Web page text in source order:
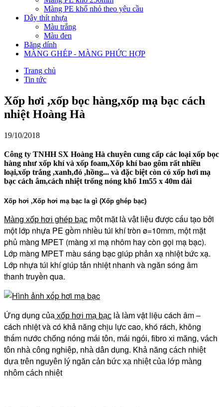
Màng PE khổ nhỏ theo yêu cầu
Dây thít nhựa
Màu trắng
Màu đen
Băng dính
MÀNG GHÉP - MÀNG PHỨC HỢP
Trang chủ
Tin tức
Xốp hơi ,xốp bọc hàng,xốp mạ bạc cách
nhiệt Hoàng Hà
19/10/2018
Công ty TNHH SX Hoàng Hà chuyên cung cấp các loại xốp bọc
hàng như xốp khí và xốp foam,Xốp khí bao gôm rất nhiều
loại,xốp trắng ,xanh,đỏ ,hồng... và đặc biệt còn có xốp hơi mạ
bạc cách âm,cách nhiệt trống nóng khổ 1m55 x 40m dài
Xốp hơi ,Xốp hơi mạ bạc la gì (Xốp ghép bạc)
Màng xốp hơi ghép bạc một mặt là vật liệu được cấu tạo bởi
một lớp nhựa PE gồm nhiều túi khí tròn ø=10mm, một mặt
phủ màng MPET (màng xi mạ nhôm hay còn gọi mạ bạc).
Lớp màng MPET màu sáng bạc giúp phản xạ nhiệt bức xạ.
Lớp nhựa túi khí giúp tản nhiệt nhanh và ngăn sóng âm
thanh truyền qua.
Ứng dụng của xốp hơi mạ bạc là làm vật liệu cách âm –
cách nhiệt và có khả năng chịu lực cao, khó rách, không
thấm nước chống nóng mái tôn, mái ngói, fibro xi măng, vách
tôn nhà công nghiệp, nhà dân dụng. Khả năng cách nhiệt
dựa trên nguyên lý ngăn cản bức xạ nhiệt của lớp màng
nhôm cách nhiệt